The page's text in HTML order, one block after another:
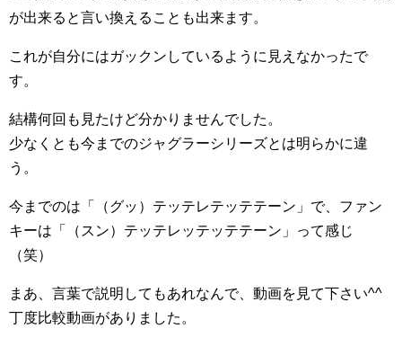
が出来ると言い換えることも出来ます。
これが自分にはガックンしているように見えなかったで
す。
結構何回も見たけど分かりませんでした。
少なくとも今までのジャグラーシリーズとは明らかに違
う。
今までのは「（グッ）テッテレテッテテーン」で、ファン
キーは「（スン）テッテレッテッテテーン」って感じ
（笑）
まあ、言葉で説明してもあれなんで、動画を見て下さい^^
丁度比較動画がありました。